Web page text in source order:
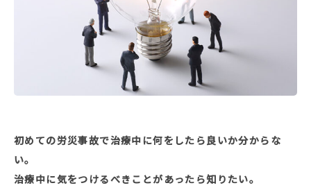
初めての労災事故で治療中に何をしたら良いか分からな
い。
治療中に気をつけるべきことがあったら知りたい。